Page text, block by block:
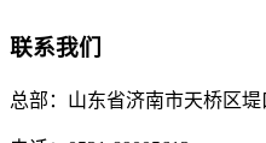
联系我们
总部： 山东省济南市天桥区堤